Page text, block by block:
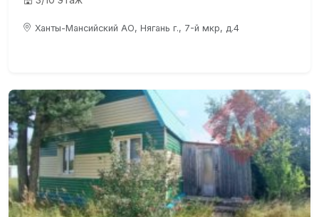
Ханты-Мансийский АО, Нягань г., 7-й мкр, д.4